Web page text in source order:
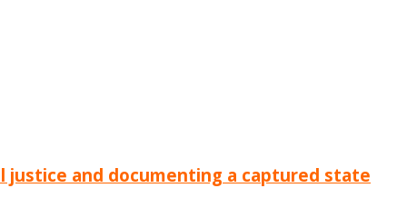
justice and documenting a captured state